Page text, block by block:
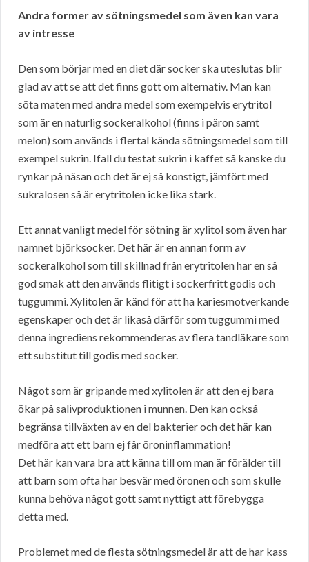
Andra former av sötningsmedel som även kan vara
av intresse
Den som börjar med en diet där socker ska uteslutas blir
glad av att se att det finns gott om alternativ. Man kan
söta maten med andra medel som exempelvis erytritol
som är en naturlig sockeralkohol (finns i päron samt
melon) som används i flertal kända sötningsmedel som till
exempel sukrin. Ifall du testat sukrin i kaffet så kanske du
rynkar på näsan och det är ej så konstigt, jämfört med
sukralosen så är erytritolen icke lika stark.
Ett annat vanligt medel för sötning är xylitol som även har
namnet björksocker. Det här är en annan form av
sockeralkohol som till skillnad från erytritolen har en så
god smak att den används flitigt i sockerfritt godis och
tuggummi. Xylitolen är känd för att ha kariesmotverkande
egenskaper och det är likaså därför som tuggummi med
denna ingrediens rekommenderas av flera tandläkare som
ett substitut till godis med socker.
Något som är gripande med xylitolen är att den ej bara
ökar på salivproduktionen i munnen. Den kan också
begränsa tillväxten av en del bakterier och det här kan
medföra att ett barn ej får öroninflammation!
Det här kan vara bra att känna till om man är förälder till
att barn som ofta har besvär med öronen och som skulle
kunna behöva något gott samt nyttigt att förebygga
detta med.
Problemet med de flesta sötningsmedel är att de har kass